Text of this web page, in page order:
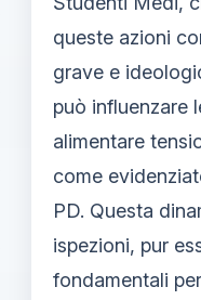
queste azioni
grave e
può influenzare
alimentare
come
PD. Questa
ispezioni, pur
fondamentali